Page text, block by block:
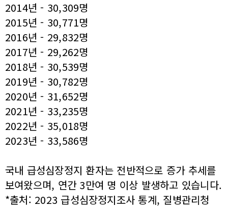
2014년 - 30,309명
2015년 - 30,771명
2016년 - 29,832명
2017년 - 29,262명
2018년 - 30,539명
2019년 - 30,782명
2020년 - 31,652명
2021년 - 33,235명
2022년 - 35,018명
2023년 - 33,586명
국내 급성심장정지 환자는 전반적으로 증가 추세를
보여왔으며, 연간 3만여 명 이상 발생하고 있습니다.
*출처: 2023 급성심장정지조사 통계, 질병관리청